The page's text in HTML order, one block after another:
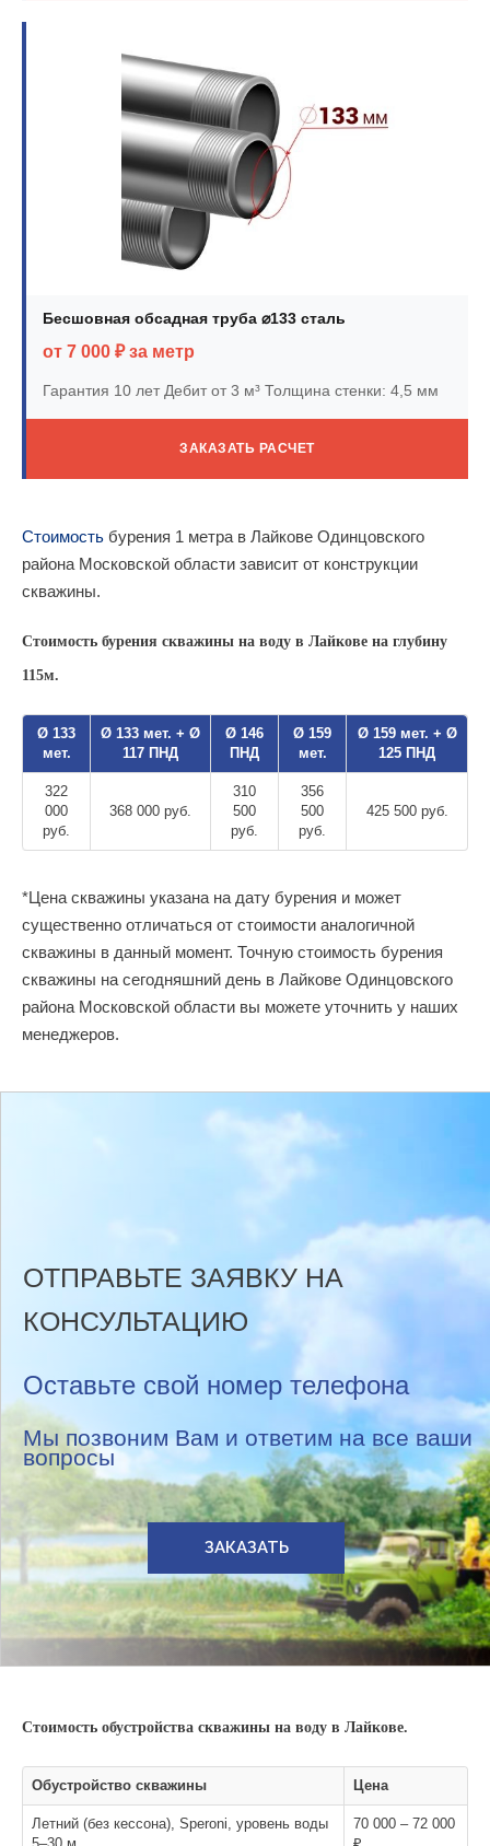
Бесшовная обсадная труба ⌀133 сталь
от 7 000 ₽ за метр
Гарантия 10 летДебит от 3 м³ Толщина стенки: 4,5 мм
ЗАКАЗАТЬ РАСЧЕТ
Стоимость бурения 1 метра в Лайкове Одинцовского
района Московской области зависит от конструкции
скважины.
Стоимость бурения скважины на воду в Лайкове на глубину
115м.
Ø 133
мет.
Ø 133 мет. + Ø
117 ПНД
Ø 146
ПНД
Ø 159
мет.
Ø 159 мет. + Ø
125 ПНД
322
000
руб.
368 000 руб.
310
500
руб.
356
500
руб.
425 500 руб.
*Цена скважины указана на дату бурения и может
существенно отличаться от стоимости аналогичной
скважины в данный момент. Точную стоимость бурения
скважины на сегодняшний день в Лайкове Одинцовского
района Московской области вы можете уточнить у наших
менеджеров.
ОТПРАВЬТЕ ЗАЯВКУ НА
КОНСУЛЬТАЦИЮ
Оставьте свой номер телефона
Мы позвоним Вам и ответим на все ваши
вопросы
ЗАКАЗАТЬ
Стоимость обустройства скважины на воду в Лайкове.
Обустройство скважины Цена
Летний (без кессона), Speroni, уровень воды
5–30 м
70 000 – 72 000
₽